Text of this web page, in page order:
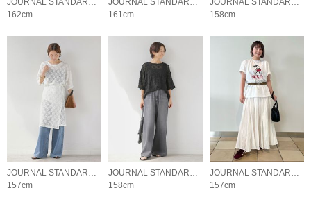
JOURNAL STANDARD relume LADYS
162cm
JOURNAL STANDARD relume LADYS
161cm
JOURNAL STANDARD relume LADYS
158cm
JOURNAL STANDARD relume LADYS
157cm
JOURNAL STANDARD relume LADYS
158cm
JOURNAL STANDARD relume LADYS
157cm